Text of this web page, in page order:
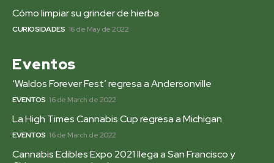
Cómo limpiar su grinder de hierba
CURIOSIDADES 16 de May de 2022
Eventos
‘Waldos Forever Fest’ regresa a Andersonville
EVENTOS 16 de March de 2022
La High Times Cannabis Cup regresa a Michigan
EVENTOS 16 de March de 2022
Cannabis Edibles Expo 2021 llega a San Francisco y